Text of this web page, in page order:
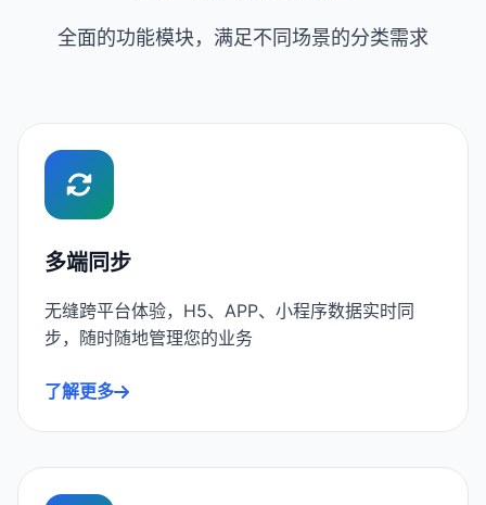
全面的功能模块，满足不同场景的分类需求
多端同步
无缝跨平台体验，H5、APP、小程序数据实时同
步，随时随地管理您的业务
了解更多